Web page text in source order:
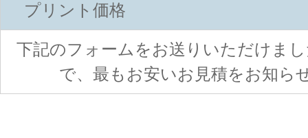
プリント価格
下記のフォームをお送りいただけま
で、最もお安いお見積をお知ら